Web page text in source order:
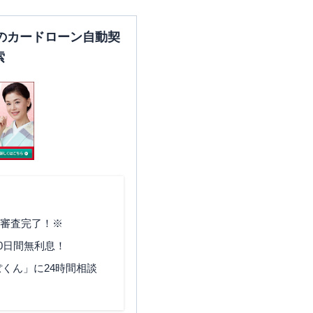
カードローン自動契
査完了！※
間無利息！
ん」に24時間相談